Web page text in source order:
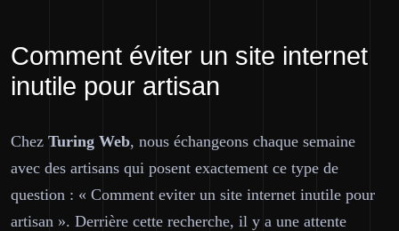
Comment éviter un site internet
inutile pour artisan
Chez Turing Web, nous échangeons chaque semaine
avec des artisans qui posent exactement ce type de
question : « Comment eviter un site internet inutile pour
artisan ». Derrière cette recherche, il y a une attente